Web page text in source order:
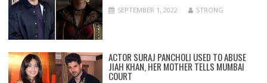
SEPTEMBER 1, 2022 STRONG
ACTOR SURAJ PANCHOLI USED TO ABUSE
JIAH KHAN, HER MOTHER TELLS MUMBAI
COURT